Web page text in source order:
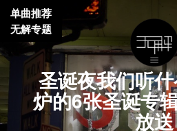
圣诞夜我们听
炉的6张圣诞专
放送
单曲推荐
无解专题